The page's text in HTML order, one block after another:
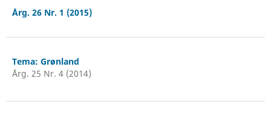
Årg. 26 Nr. 1 (2015)
Tema: Grønland
Årg. 25 Nr. 4 (2014)